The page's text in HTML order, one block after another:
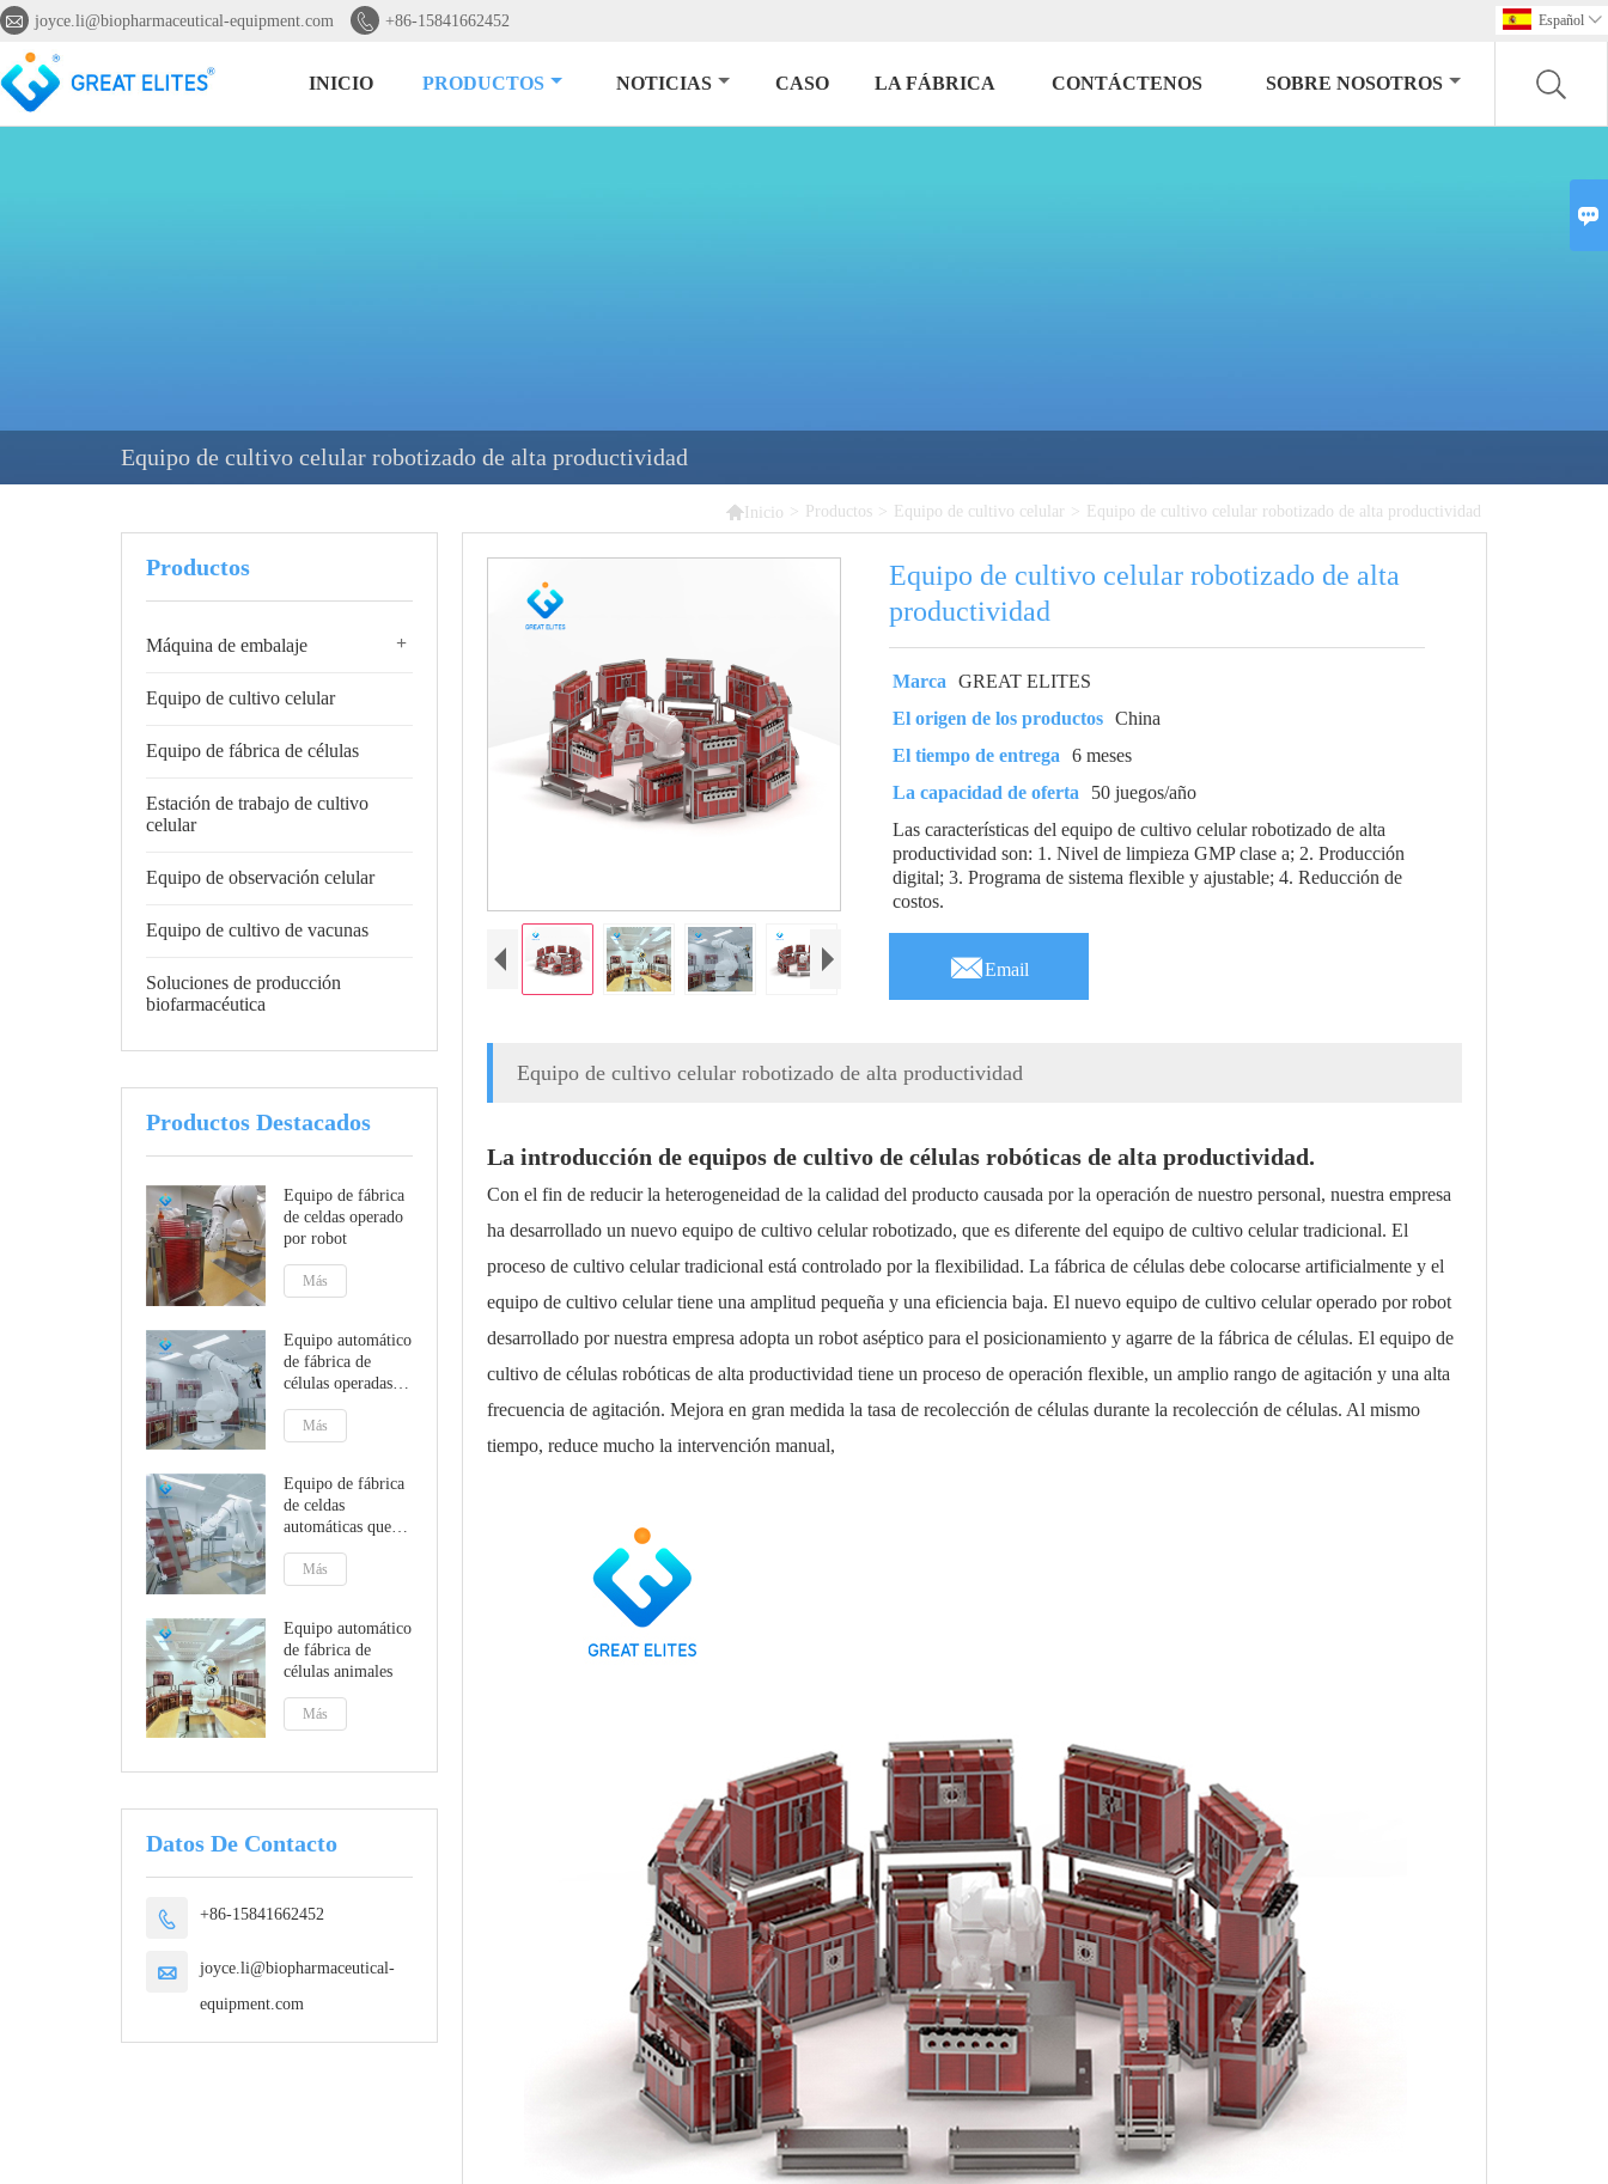
 joyce.li@biopharmaceutical-equipment.com  +86-15841662452 Español 
INICIO PRODUCTOS NOTICIAS CASO LA FÁBRICA CONTÁCTENOS SOBRE NOSOTROS
Equipo de cultivo celular robotizado de alta productividad
 Inicio > Productos > Equipo de cultivo celular > Equipo de cultivo celular robotizado de alta productividad
Productos
+
Máquina de embalaje
Equipo de cultivo celular
Equipo de fábrica de células
Estación de trabajo de cultivo
celular
Equipo de observación celular
Equipo de cultivo de vacunas
Soluciones de producción
biofarmacéutica
Productos Destacados
Equipo de fábrica
de celdas operado
por robot
Más
Equipo automático
de fábrica de
células operadas
Más
Equipo de fábrica
de celdas
automáticas que
cumple con GMP
Más
Equipo automático
de fábrica de
células animales
Más
Datos De Contacto
 +86-15841662452

joyce.li@biopharmaceutical-
equipment.com
Equipo de cultivo celular robotizado de alta
productividad
Marca
GREAT ELITES
El origen de los productos
China
El tiempo de entrega
6 meses
La capacidad de oferta
50 juegos/año
Las características del equipo de cultivo celular robotizado de alta
productividad son: 1. Nivel de limpieza GMP clase a; 2. Producción
digital; 3. Programa de sistema flexible y ajustable; 4. Reducción de
costos.
Email
Equipo de cultivo celular robotizado de alta productividad
La introducción de equipos de cultivo de células robóticas de alta productividad.
Con el fin de reducir la heterogeneidad de la calidad del producto causada por la operación de nuestro personal, nuestra empresa
ha desarrollado un nuevo equipo de cultivo celular robotizado, que es diferente del equipo de cultivo celular tradicional. El
proceso de cultivo celular tradicional está controlado por la flexibilidad. La fábrica de células debe colocarse artificialmente y el
equipo de cultivo celular tiene una amplitud pequeña y una eficiencia baja. El nuevo equipo de cultivo celular operado por robot
desarrollado por nuestra empresa adopta un robot aséptico para el posicionamiento y agarre de la fábrica de células. El equipo de
cultivo de células robóticas de alta productividad tiene un proceso de operación flexible, un amplio rango de agitación y una alta
frecuencia de agitación. Mejora en gran medida la tasa de recolección de células durante la recolección de células. Al mismo
tiempo, reduce mucho la intervención manual,
